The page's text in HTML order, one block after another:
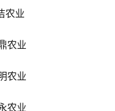
农业
农业
农业
农业